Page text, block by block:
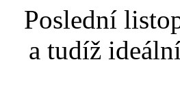
Poslední
a tudíž